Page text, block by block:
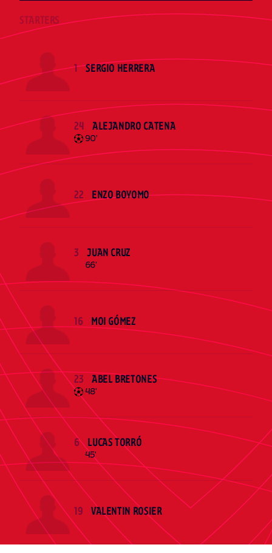
STARTERS
1 SERGIO HERRERA
24
ALEJANDRO CATENA
90'
22 ENZO BOYOMO
3
JUAN CRUZ
66'
16 MOI GÓMEZ
23
ABEL BRETONES
48'
6
LUCAS TORRÓ
45'
19 VALENTIN ROSIER